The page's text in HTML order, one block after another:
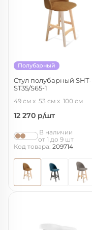
Полубарный
Стул полубарный SHT-
ST35/S65-1
49 см 53 см 100 см
12 270 р/шт
В наличии
от 1 до 9 шт
Код товара: 209714